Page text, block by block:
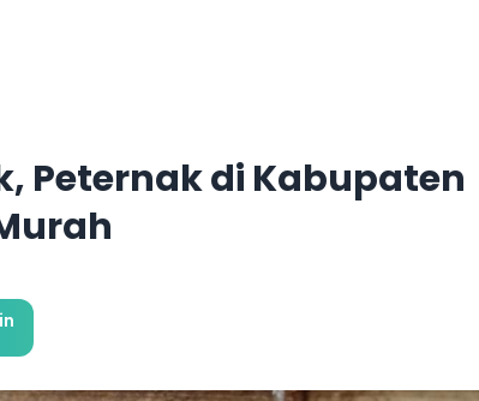
Peternak di Kabupaten